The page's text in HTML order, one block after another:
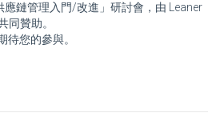
鏈管理入門/改進」研討會，由 Leaner
同贊助。
您的參與。